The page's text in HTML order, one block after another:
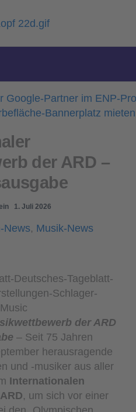
der ARD –
1. Juli 2026
News, Musik-News
der ARD
– Seit 75 Jahren
herausragende
und -musiker aus aller
Internationalen
, um sich vor einer